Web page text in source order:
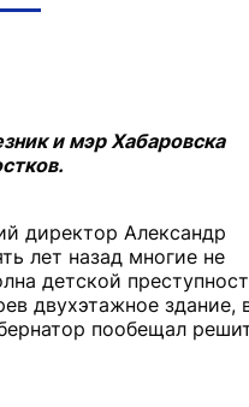
и мэр Хабаровска
директор Александр
лет назад многие не
детской
двухэтажное здание,
пообещал